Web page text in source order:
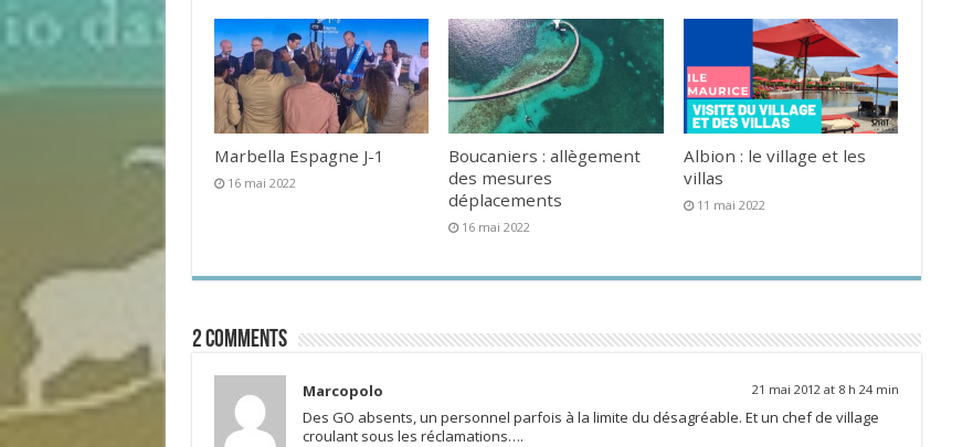
Marbella Espagne J-1
16 mai 2022
Boucaniers : allègement
des mesures
déplacements
16 mai 2022
Albion : le village et les
villas
11 mai 2022
2 comments
Marcopolo 21 mai 2012 at 8 h 24 min
Des GO absents, un personnel parfois à la limite du désagréable. Et un chef de village
croulant sous les réclamations….